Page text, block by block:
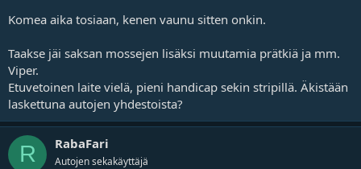
Komea aika tosiaan, kenen vaunu sitten onkin.
Taakse jäi saksan mossejen lisäksi muutamia prätkiä ja mm.
Viper.
Etuvetoinen laite vielä, pieni handicap sekin stripillä. Äkistään
laskettuna autojen yhdestoista?
R RabaFari
Autojen sekakäyttäjä